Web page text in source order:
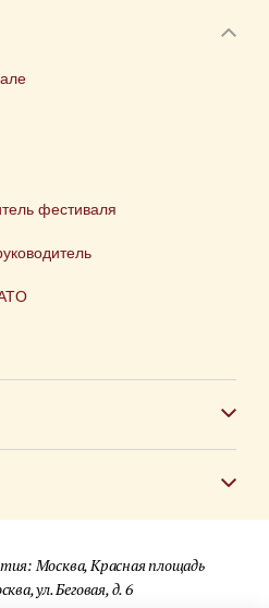
фестиваля
Москва, Красная площадь
ул. Беговая, д. 6